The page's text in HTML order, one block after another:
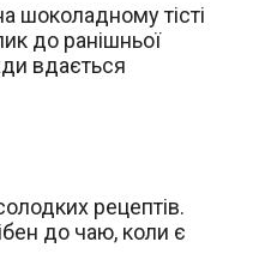
шоколадному тісті
до ранішньої
вдається
рецептів.
до чаю, коли є